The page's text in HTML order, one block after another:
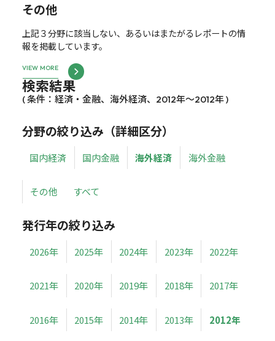
その他
上記３分野に該当しない、あるいはまたがるレポートの情
報を掲載しています。
VIEW MORE
検索結果
( 条件：経済・金融、海外経済、2012年～2012年 )
分野の絞り込み（詳細区分）
国内経済 国内金融 海外経済 海外金融
その他 すべて
発行年の絞り込み
2026年 2025年 2024年 2023年 2022年
2021年 2020年 2019年 2018年 2017年
2016年 2015年 2014年 2013年 2012年